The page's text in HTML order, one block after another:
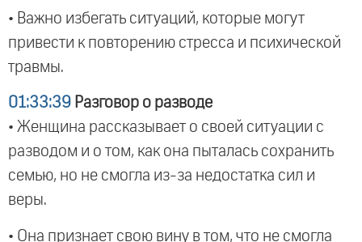
• Важно избегать ситуаций, которые могут
привести к повторению стресса и психической
травмы.
01:33:39 Разговор о разводе
• Женщина рассказывает о своей ситуации с
разводом и о том, как она пыталась сохранить
семью, но не смогла из-за недостатка сил и
веры.
• Она признает свою вину в том, что не смогла